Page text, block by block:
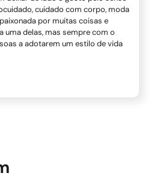
cuidado com corpo, moda
por muitas coisas e
uma delas, mas sempre com o
a adotarem um estilo de vida